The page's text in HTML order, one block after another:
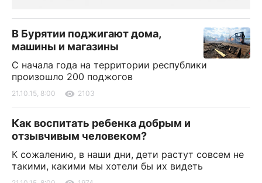
В Бурятии поджигают дома,
машины и магазины
С начала года на территории республики
произошло 200 поджогов
21.10.15, 8:00 2103
Как воспитать ребенка добрым и
отзывчивым человеком?
К сожалению, в наши дни, дети растут совсем не
такими, какими мы хотели бы их видеть